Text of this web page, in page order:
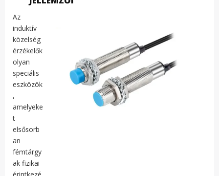
Az
induktív
közelség
érzékelők
olyan
speciális
eszközök
,
amelyeke
t
elsősorb
an
fémtárgy
ak fizikai